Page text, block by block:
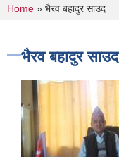
You are here
Home » भैरव बहादुर साउद
भैरव बहादुर साउद